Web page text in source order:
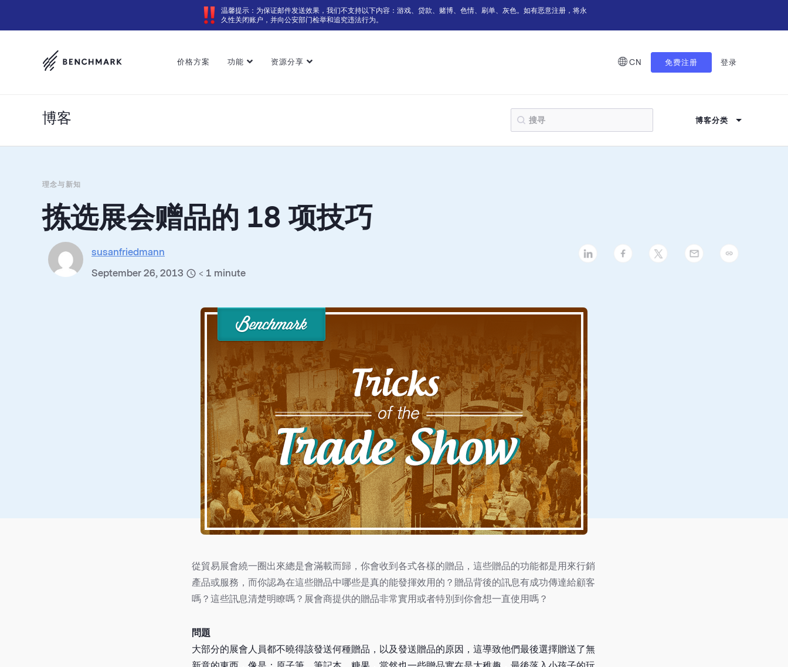
温馨提示：为保证邮件发送效果，我们不支持以下内容：游戏、贷款、赌博、色情、刷单、灰色。如有恶意注册，将永
久性关闭账户，并向公安部门检举和追究违法行为。
价格方案 功能 资源分享 CN 免费注册 登录
博客 博客分类
理念与新知
拣选展会赠品的 18 项技巧
susanfriedmann
September 26, 2013
< 1 minute
從貿易展會繞一圈出來總是會滿載而歸，你會收到各式各樣的贈品，這些贈品的功能都是用來行銷
產品或服務，而你認為在這些贈品中哪些是真的能發揮效用的？贈品背後的訊息有成功傳達給顧客
嗎？這些訊息清楚明瞭嗎？展會商提供的贈品非常實用或者特別到你會想一直使用嗎？
問題
大部分的展會人員都不曉得該發送何種贈品，以及發送贈品的原因，這導致他們最後選擇贈送了無